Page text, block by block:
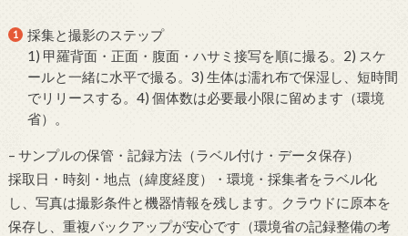
採集と撮影のステップ
1) 甲羅背面・正面・腹面・ハサミ接写を順に撮る。2) スケ
ールと一緒に水平で撮る。3) 生体は濡れ布で保湿し、短時間
でリリースする。4) 個体数は必要最小限に留めます（環境
省）。
– サンプルの保管・記録方法（ラベル付け・データ保存）
採取日・時刻・地点（緯度経度）・環境・採集者をラベル化
し、写真は撮影条件と機器情報を残します。クラウドに原本を
保存し、重複バックアップが安心です（環境省の記録整備の考